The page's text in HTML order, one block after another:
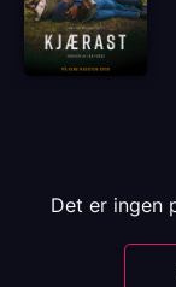
Det er ingen